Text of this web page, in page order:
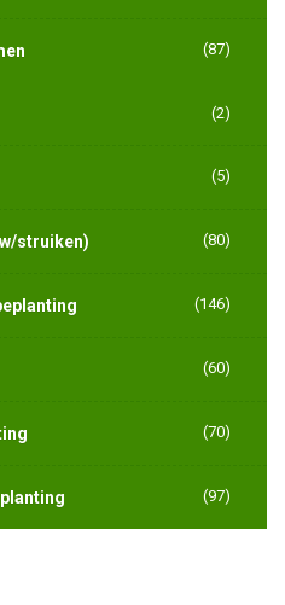
(87)
(2)
(5)
struiken) (80)
(146)
(60)
(70)
(97)